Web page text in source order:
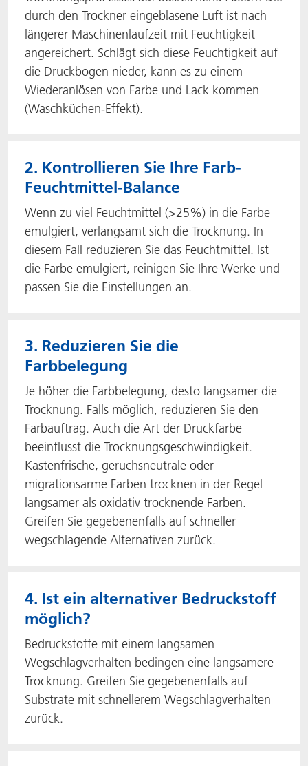
durch den Trockner eingeblasene Luft ist nach
längerer Maschinenlaufzeit mit Feuchtigkeit
angereichert. Schlägt sich diese Feuchtigkeit auf
die Druckbogen nieder, kann es zu einem
Wiederanlösen von Farbe und Lack kommen
(Waschküchen-Effekt).
2. Kontrollieren Sie Ihre Farb-
Feuchtmittel-Balance
Wenn zu viel Feuchtmittel (>25%) in die Farbe
emulgiert, verlangsamt sich die Trocknung. In
diesem Fall reduzieren Sie das Feuchtmittel. Ist
die Farbe emulgiert, reinigen Sie Ihre Werke und
passen Sie die Einstellungen an.
3. Reduzieren Sie die
Farbbelegung
Je höher die Farbbelegung, desto langsamer die
Trocknung. Falls möglich, reduzieren Sie den
Farbauftrag. Auch die Art der Druckfarbe
beeinflusst die Trocknungsgeschwindigkeit.
Kastenfrische, geruchsneutrale oder
migrationsarme Farben trocknen in der Regel
langsamer als oxidativ trocknende Farben.
Greifen Sie gegebenenfalls auf schneller
wegschlagende Alternativen zurück.
4. Ist ein alternativer Bedruckstoff
möglich?
Bedruckstoffe mit einem langsamen
Wegschlagverhalten bedingen eine langsamere
Trocknung. Greifen Sie gegebenenfalls auf
Substrate mit schnellerem Wegschlagverhalten
zurück.